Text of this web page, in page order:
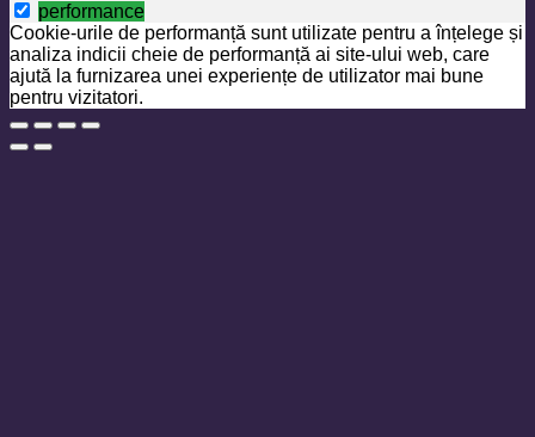
performance
Cookie-urile de performanță sunt utilizate pentru a înțelege și
analiza indicii cheie de performanță ai site-ului web, care
ajută la furnizarea unei experiențe de utilizator mai bune
pentru vizitatori.